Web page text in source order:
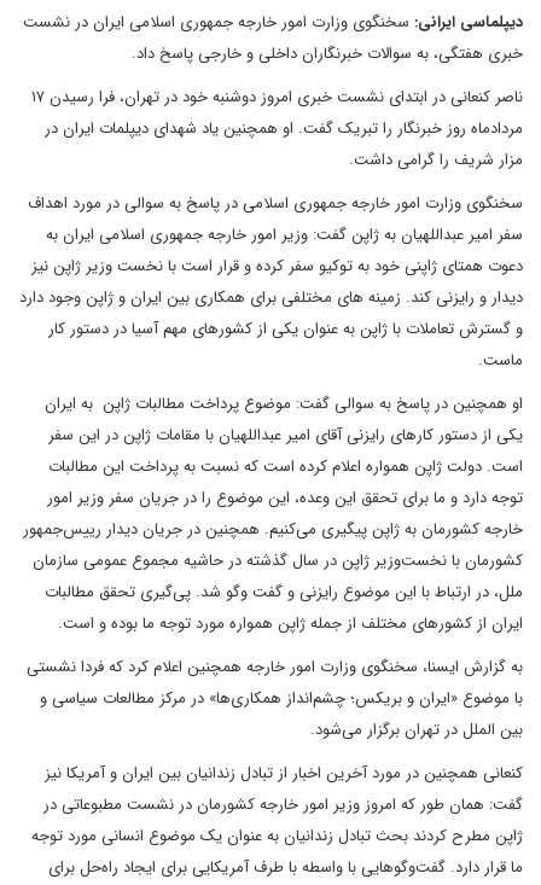
دیپلماسی ایرانی: سخنگوی وزارت امور خارجه جمهوری اسلامی ایران در نشست
خبری هفتگی، به سوالات خبرنگاران داخلی و خارجی پاسخ داد.
ناصر کنعانی در ابتدای نشست خبری امروز دوشنبه خود در تهران، فرا رسیدن ۱۷
مردادماه روز خبرنگار را تبریک گفت. او همچنین یاد شهدای دیپلمات ایران در
مزار شریف را گرامی داشت.
سخنگوی وزارت امور خارجه جمهوری اسلامی در پاسخ به سوالی در مورد اهداف
سفر امیر عبداللهیان به ژاپن گفت: وزیر امور خارجه جمهوری اسلامی ایران به
دعوت همتای ژاپنی خود به توکیو سفر کرده و قرار است با نخست وزیر ژاپن نیز
دیدار و رایزنی کند. زمینه های مختلفی برای همکاری بین ایران و ژاپن وجود دارد
و گسترش تعاملات با ژاپن به عنوان یکی از کشورهای مهم آسیا در دستور کار
ماست.
او همچنین در پاسخ به سوالی گفت: موضوع پرداخت مطالبات ژاپن به ایران
یکی از دستور کارهای رایزنی آقای امیر عبداللهیان با مقامات ژاپن در این سفر
است. دولت ژاپن همواره اعلام کرده است که نسبت به پرداخت این مطالبات
توجه دارد و ما برای تحقق این وعده، این موضوع را در جریان سفر وزیر امور
خارجه کشورمان به ژاپن پیگیری می‌کنیم. همچنین در جریان دیدار رییس‌جمهور
کشورمان با نخست‌وزیر ژاپن در سال گذشته در حاشیه مجموع عمومی سازمان
ملل، در ارتباط با این موضوع رایزنی و گفت وگو شد. پی‌گیری تحقق مطالبات
ایران از کشورهای مختلف از جمله ژاپن همواره مورد توجه ما بوده و است.
به گزارش ایسنا، سخنگوی وزارت امور خارجه همچنین اعلام کرد که فردا نشستی
با موضوع «ایران و بریکس؛ چشم‌انداز همکاری‌ها» در مرکز مطالعات سیاسی و
بین الملل در تهران برگزار می‌شود.
کنعانی همچنین در مورد آخرین اخبار از تبادل زندانیان بین ایران و آمریکا نیز
گفت: همان طور که امروز وزیر امور خارجه کشورمان در نشست مطبوعاتی در
ژاپن مطرح کردند بحث تبادل زندانیان به عنوان یک موضوع انسانی مورد توجه
ما قرار دارد. گفت‌وگوهایی با واسطه با طرف آمریکایی برای ایجاد راه‌حل برای